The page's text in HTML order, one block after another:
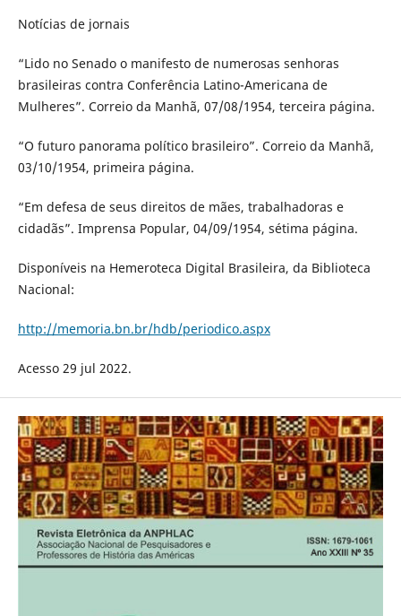
Notícias de jornais
“Lido no Senado o manifesto de numerosas senhoras
brasileiras contra Conferência Latino-Americana de
Mulheres”. Correio da Manhã, 07/08/1954, terceira página.
“O futuro panorama político brasileiro”. Correio da Manhã,
03/10/1954, primeira página.
“Em defesa de seus direitos de mães, trabalhadoras e
cidadãs”. Imprensa Popular, 04/09/1954, sétima página.
Disponíveis na Hemeroteca Digital Brasileira, da Biblioteca
Nacional:
http://memoria.bn.br/hdb/periodico.aspx
Acesso 29 jul 2022.